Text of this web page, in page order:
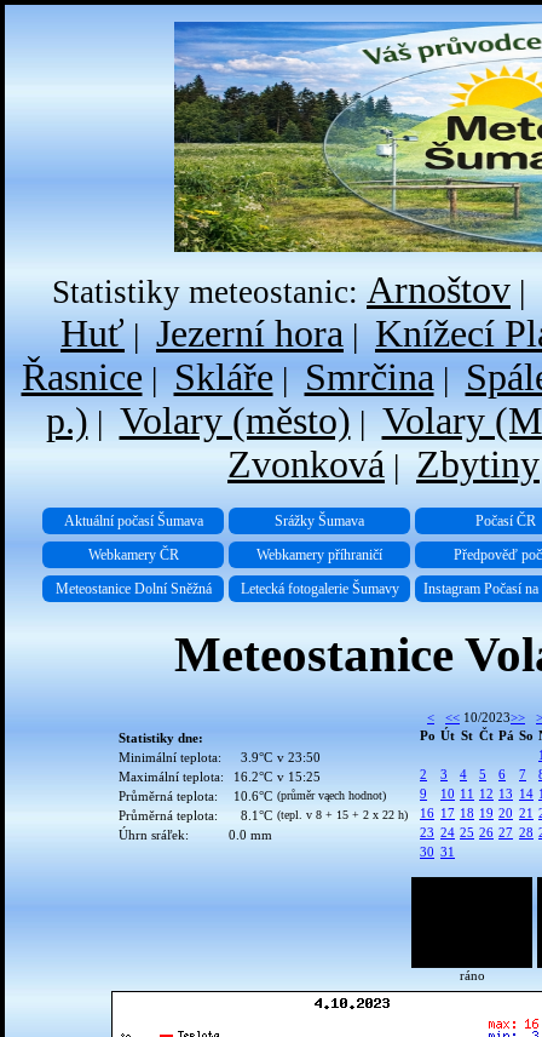
Statistiky meteostanic: Arnoštov |
Huť | Jezerní hora | Knížecí
Řasnice| Skláře| Smrčina|
p.) | Volary (město) | Volary
Zvonková | Zbytiny
Aktuální počasí Šumava Srážky Šumava
Počasí ČR
Webkamery ČR
Webkamery příhraničí
Předpověď
Meteostanice Dolní Sněžná
Letecká fotogalerie Šumavy Instagram Počasí na
Meteostanice
Statistiky dne:
Minimální teplota:
3.9°C v 23:50
Maximální teplota:
16.2°C v 15:25
Průměrná teplota:
10.6°C (průměr vąech hodnot)
Průměrná teplota: 8.1°C (tepl. v 8 + 15 + 2 x 22 h)
Úhrn sráľek: 0.0 mm
< << 10/2023>>
>
Po Út St Čt Pá So
2
3 4 5 6 7
9
10 11 12 13 14
16 17 18 19 20 21
23 24 25 26 27 28
30 31
ráno